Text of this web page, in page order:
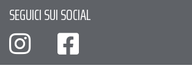
SEGUICI SUI SOCIAL